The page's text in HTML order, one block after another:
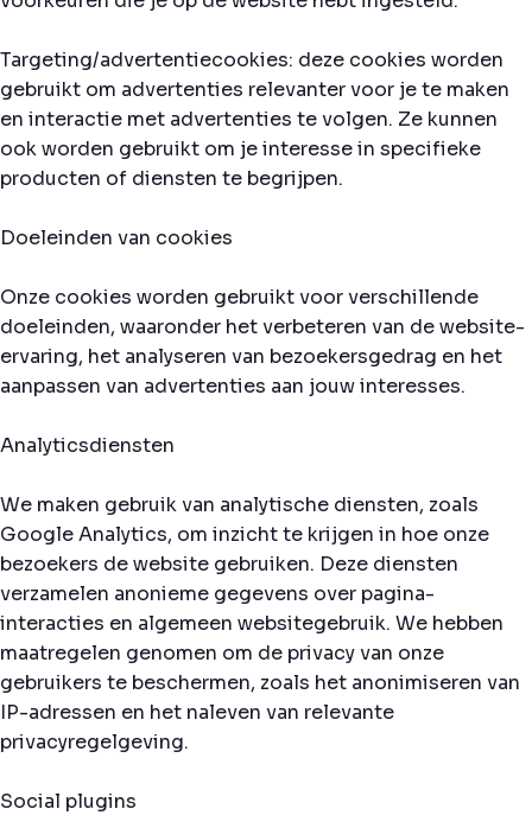
Targeting/advertentiecookies: deze cookies worden
gebruikt om advertenties relevanter voor je te maken
en interactie met advertenties te volgen. Ze kunnen
ook worden gebruikt om je interesse in specifieke
producten of diensten te begrijpen.
Doeleinden van cookies
Onze cookies worden gebruikt voor verschillende
doeleinden, waaronder het verbeteren van de website-
ervaring, het analyseren van bezoekersgedrag en het
aanpassen van advertenties aan jouw interesses.
Analyticsdiensten
We maken gebruik van analytische diensten, zoals
Google Analytics, om inzicht te krijgen in hoe onze
bezoekers de website gebruiken. Deze diensten
verzamelen anonieme gegevens over pagina-
interacties en algemeen websitegebruik. We hebben
maatregelen genomen om de privacy van onze
gebruikers te beschermen, zoals het anonimiseren van
IP-adressen en het naleven van relevante
privacyregelgeving.
Social plugins